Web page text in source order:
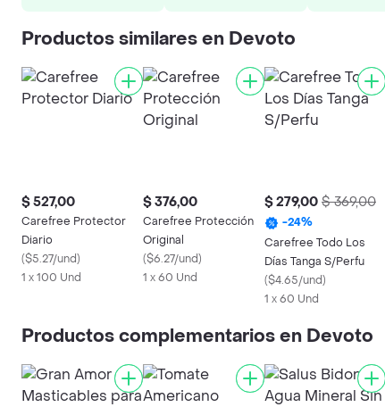
Productos similares en Devoto
$ 527,00
Carefree Protector
Diario
($5.27/und)
1 x 100 Und
$ 376,00
Carefree Protección
Original
($6.27/und)
1 x 60 Und
$ 279,00 $ 369,00
-24%
Carefree Todo Los
Días Tanga S/Perfu
($4.65/und)
1 x 60 Und
Productos complementarios en Devoto